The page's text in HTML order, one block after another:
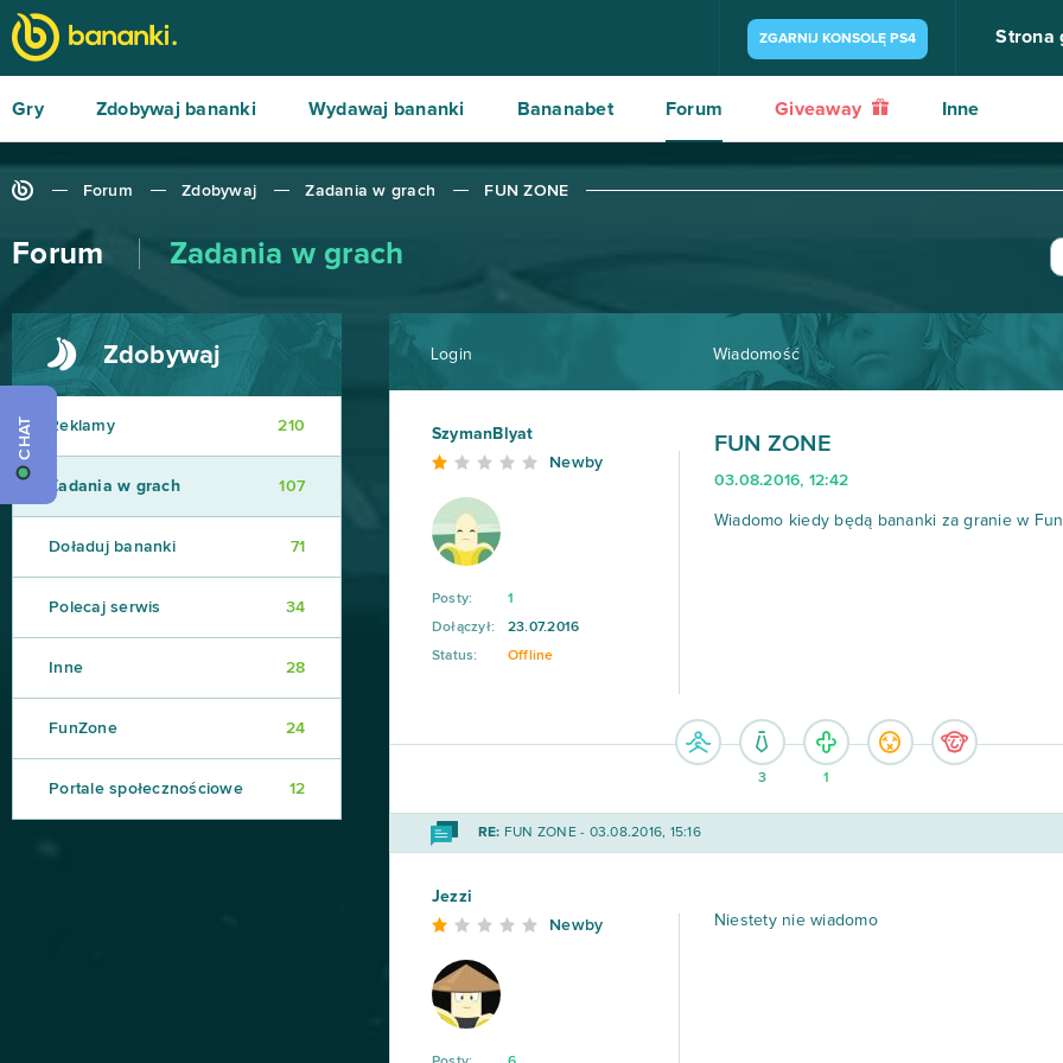
ZGARNIJ KONSOLĘ PS4 Strona
Gry Zdobywaj bananki Wydawaj bananki Bananabet Forum Giveaway Inne
Forum Zdobywaj Zadania w grach FUN ZONE
Forum Zadania w grach
Login Wiadomość
SzymanBlyat
Newby
Posty:
1
Dołączył:
23.07.2016
Status:
Offline
FUN ZONE
03.08.2016, 12:42
Wiadomo kiedy będą bananki za granie w
3 1
RE: FUN ZONE - 03.08.2016, 15:16
Jezzi
Newby
Niestety nie wiadomo
Zdobywaj
Reklamy 210
Zadania w grach 107
Doładuj bananki 71
Polecaj serwis 34
Inne 28
FunZone 24
Portale społecznościowe 12
CHAT